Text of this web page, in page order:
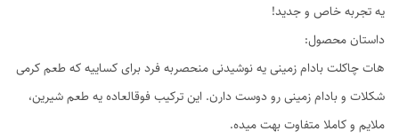
یه تجربه خاص و جدید!
داستان محصول:
هات چاکلت بادام زمینی یه نوشیدنی منحصربه فرد برای کساییه که طعم کرمی
شکلات و بادام زمینی رو دوست دارن. این ترکیب فوقالعاده یه طعم شیرین،
ملایم و کاملا متفاوت بهت میده.